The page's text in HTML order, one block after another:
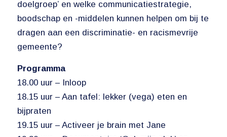
doelgroep’ en welke communicatiestrategie,
boodschap en -middelen kunnen helpen om bij te
dragen aan een discriminatie- en racismevrije
gemeente?
Programma
18.00 uur – Inloop
18.15 uur – Aan tafel: lekker (vega) eten en
bijpraten
19.15 uur – Activeer je brain met Jane